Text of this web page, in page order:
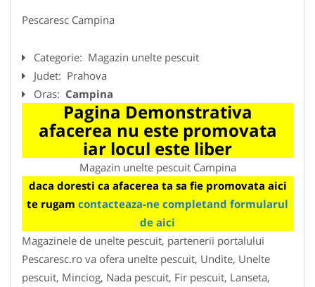
Pescaresc Campina
Categorie: Magazin unelte pescuit
Judet: Prahova
Oras: Campina
Pagina Demonstrativa
afacerea nu este promovata
iar locul este liber
Magazin unelte pescuit Campina
daca doresti ca afacerea ta sa fie promovata aici
te rugam contacteaza-ne completand formularul
de aici
Magazinele de unelte pescuit, partenerii portalului
Pescaresc.ro va ofera unelte pescuit, Undite, Unelte
pescuit, Minciog, Nada pescuit, Fir pescuit, Lanseta,